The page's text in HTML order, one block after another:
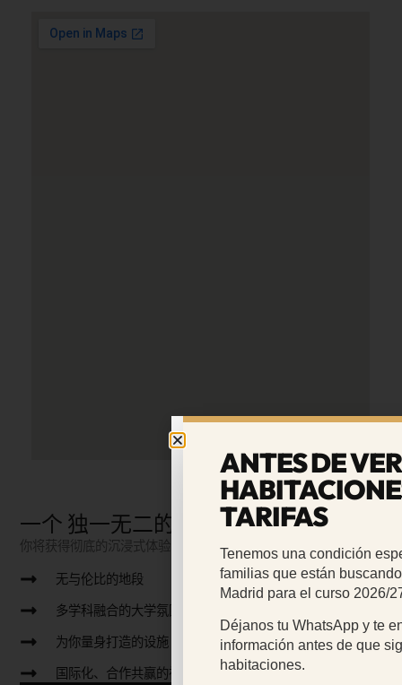
一个 独一无二的
你将获得彻底的沉浸式体验，完美补充你的学生生活
无与伦比的地段
多学科融合的大学氛围
为你量身打造的设施
国际化、合作共赢的社区
ANTES DE VER
TARIFAS
Tenemos una condición
familias que están
Madrid para el curso 2026/
Déjanos tu WhatsApp y te
información antes de que
habitaciones.